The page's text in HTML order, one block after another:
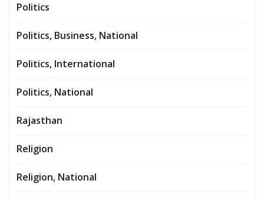
Politics
Politics, Business, National
Politics, International
Politics, National
Rajasthan
Religion
Religion, National